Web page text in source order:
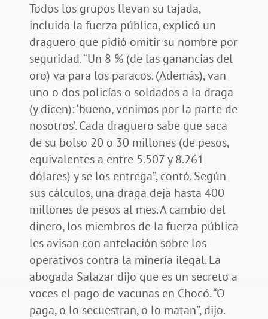
Todos los grupos llevan su tajada,
incluida la fuerza pública, explicó un
draguero que pidió omitir su nombre por
seguridad. “Un 8 % (de las ganancias del
oro) va para los paracos. (Además), van
uno o dos policías o soldados a la draga
(y dicen): ‘bueno, venimos por la parte de
nosotros’. Cada draguero sabe que saca
de su bolso 20 o 30 millones (de pesos,
equivalentes a entre 5.507 y 8.261
dólares) y se los entrega”, contó. Según
sus cálculos, una draga deja hasta 400
millones de pesos al mes. A cambio del
dinero, los miembros de la fuerza pública
les avisan con antelación sobre los
operativos contra la minería ilegal. La
abogada Salazar dijo que es un secreto a
voces el pago de vacunas en Chocó. “O
paga, o lo secuestran, o lo matan”, dijo.